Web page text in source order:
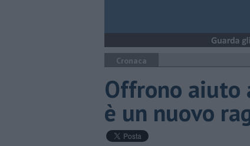
Cronaca
Offrono
è un nuovo